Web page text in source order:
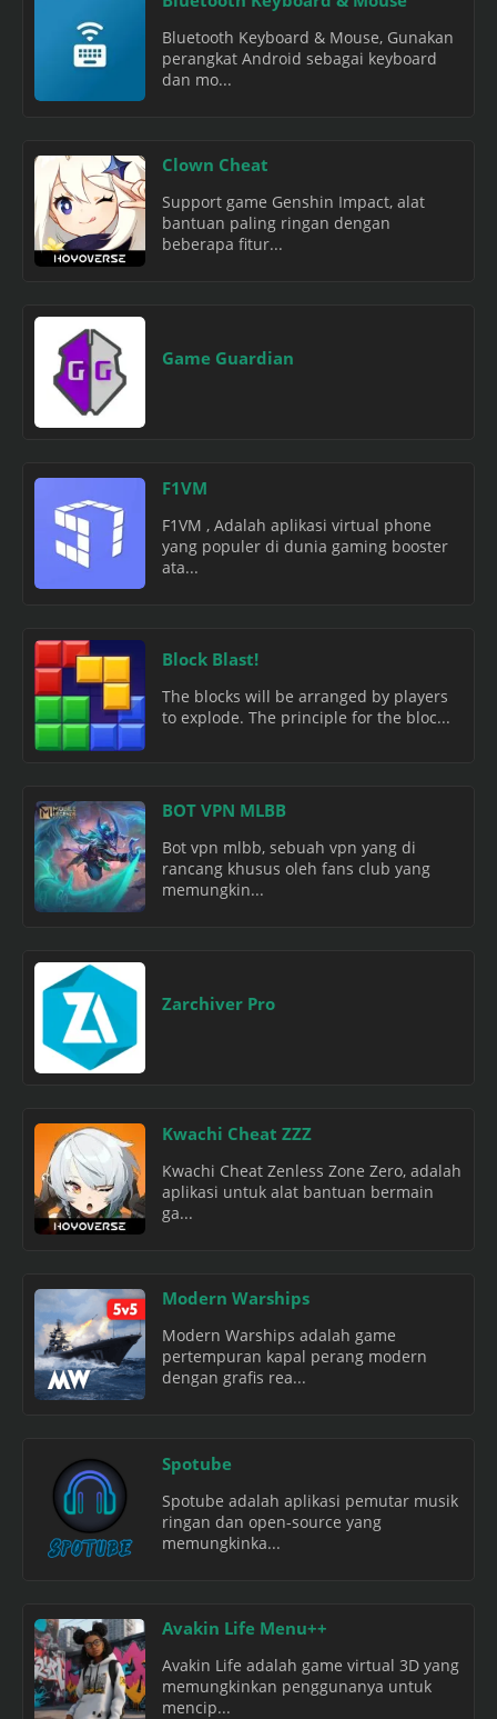
Bluetooth Keyboard & Mouse, Gunakan
perangkat Android sebagai keyboard
dan mo...
Clown Cheat
Support game Genshin Impact, alat
bantuan paling ringan dengan
beberapa fitur...
Game Guardian
F1VM
F1VM , Adalah aplikasi virtual phone
yang populer di dunia gaming booster
ata...
Block Blast!
The blocks will be arranged by players
to explode. The principle for the bloc...
BOT VPN MLBB
Bot vpn mlbb, sebuah vpn yang di
rancang khusus oleh fans club yang
memungkin...
Zarchiver Pro
Kwachi Cheat ZZZ
Kwachi Cheat Zenless Zone Zero, adalah
aplikasi untuk alat bantuan bermain
ga...
Modern Warships
Modern Warships adalah game
pertempuran kapal perang modern
dengan grafis rea...
Spotube
Spotube adalah aplikasi pemutar musik
ringan dan open-source yang
memungkinka...
Avakin Life Menu++
Avakin Life adalah game virtual 3D yang
memungkinkan penggunanya untuk
mencip...